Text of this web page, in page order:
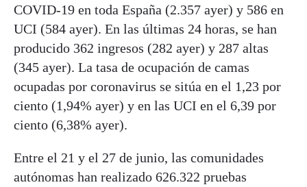
COVID-19 en toda España (2.357 ayer) y 586 en
UCI (584 ayer). En las últimas 24 horas, se han
producido 362 ingresos (282 ayer) y 287 altas
(345 ayer). La tasa de ocupación de camas
ocupadas por coronavirus se sitúa en el 1,23 por
ciento (1,94% ayer) y en las UCI en el 6,39 por
ciento (6,38% ayer).
Entre el 21 y el 27 de junio, las comunidades
autónomas han realizado 626.322 pruebas